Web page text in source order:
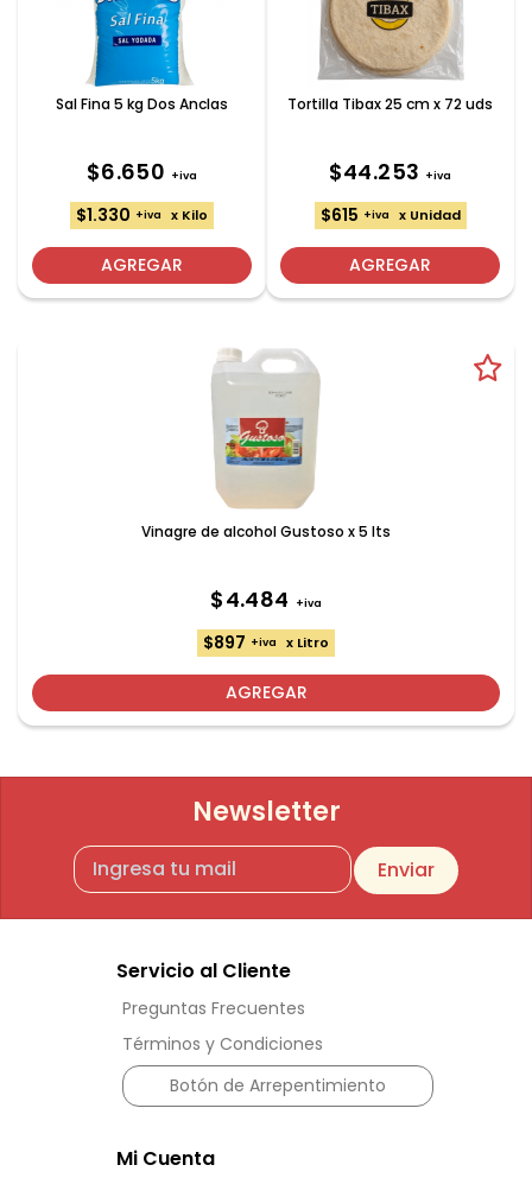
Sal Fina 5 kg Dos Anclas
$6.650 +iva
$1.330 +iva x Kilo
AGREGAR
Tortilla Tibax 25 cm x 72 uds
$44.253 +iva
$615 +iva x Unidad
AGREGAR
Vinagre de alcohol Gustoso x 5 lts
$4.484 +iva
$897 +iva x Litro
AGREGAR
Newsletter
Enviar
Servicio al Cliente
Preguntas Frecuentes
Términos y Condiciones
Botón de Arrepentimiento
Mi Cuenta